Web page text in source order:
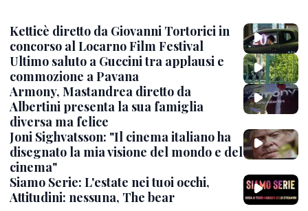
Ketticè diretto da Giovanni Tortorici in
concorso al Locarno Film Festival
Ultimo saluto a Guccini tra applausi e
commozione a Pavana
Armony, Mastandrea diretto da
Albertini presenta la sua famiglia
diversa ma felice
Joni Sighvatsson: "Il cinema italiano ha
disegnato la mia visione del mondo e del
cinema"
Siamo Serie: L'estate nei tuoi occhi,
Attitudini: nessuna, The bear